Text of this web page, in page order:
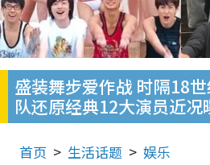
盛装舞步爱作战 时隔18
队还原经典12大演员近况
首页 生活话题 娱乐